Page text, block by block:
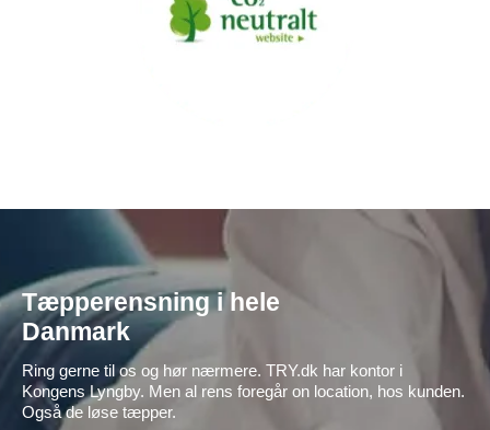
Tæpperensning i hele
Danmark
Ring gerne til os og hør nærmere. TRY.dk har kontor i
Kongens Lyngby. Men al rens foregår on location, hos kunden.
Også de løse tæpper.